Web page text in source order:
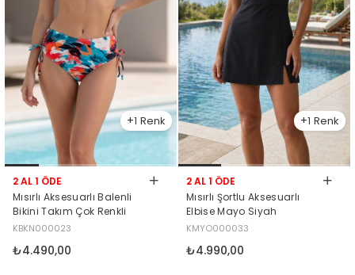
1
2 AL 1 ÖDE
Mısırlı Aksesuarlı Balenli
Bikini Takım Çok Renkli
KBKN000023
₺4.490,00
1
2 AL 1 ÖDE
Mısırlı Şortlu Aksesuarlı
Elbise Mayo Siyah
KMYO000033
₺4.990,00